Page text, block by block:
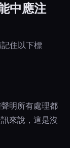
中應注
住以下標
明所有處理都
來說，這是沒